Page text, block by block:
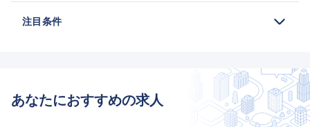
注目条件
あなたにおすすめの求人